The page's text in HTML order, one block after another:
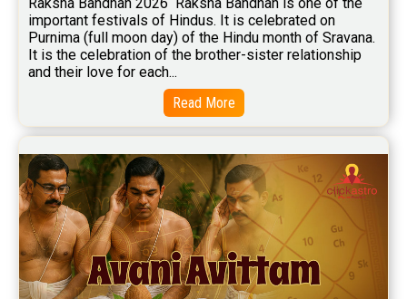
Free Star Horoscope Reviews
Baby Names Reviews
Free Chinese Horoscope Reviews
Free Chinese Compatibility Reviews
Free Feng Shui Reviews
Free Panchanga Predictions Reviews
Astrology Consultancy Reviews
Free Janam Kundali Reviews
important festivals of Hindus. It is celebrated on
Purnima (full moon day) of the Hindu month of Sravana.
It is the celebration of the brother-sister relationship
and their love for each...
Read More